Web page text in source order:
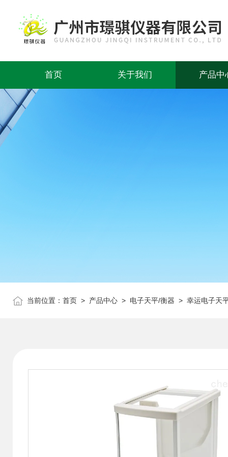
首页 关于我们 产品中
当前位置： 首页 > 产品中心 > 电子天平/衡器 > 幸运电子天